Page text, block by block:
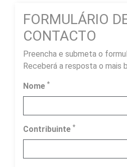
FORMULÁRIO
CONTACTO
Preencha e submeta o
Receberá a resposta o mais
Nome *
Contribuinte *